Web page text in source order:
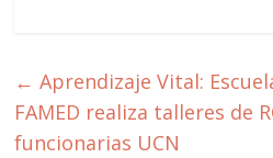
← Aprendizaje Vital:
FAMED realiza talleres de
funcionarias UCN